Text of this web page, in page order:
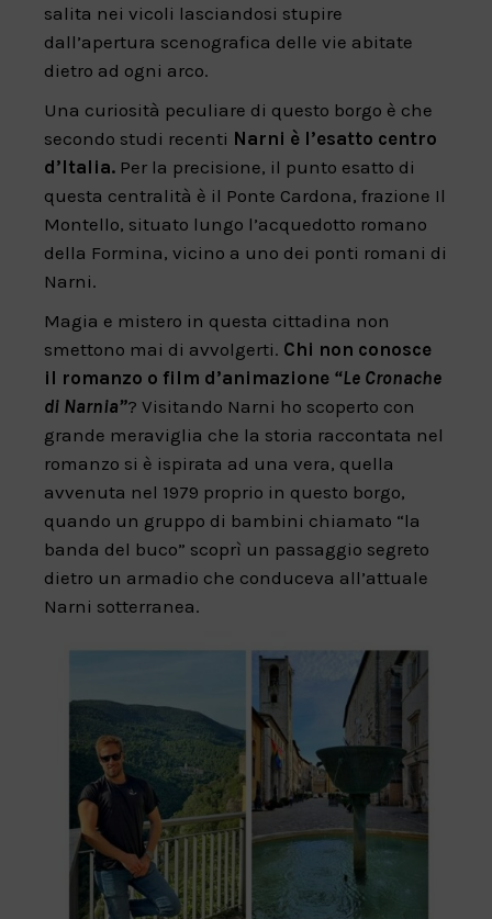
salita nei vicoli lasciandosi stupire
dall’apertura scenografica delle vie abitate
dietro ad ogni arco.
Una curiosità peculiare di questo borgo è che
secondo studi recenti Narni è l’esatto centro
d’Italia. Per la precisione, il punto esatto di
questa centralità è il Ponte Cardona, frazione Il
Montello, situato lungo l’acquedotto romano
della Formina, vicino a uno dei ponti romani di
Narni.
Magia e mistero in questa cittadina non
smettono mai di avvolgerti. Chi non conosce
il romanzo o film d’animazione “Le Cronache
di Narnia”? Visitando Narni ho scoperto con
grande meraviglia che la storia raccontata nel
romanzo si è ispirata ad una vera, quella
avvenuta nel 1979 proprio in questo borgo,
quando un gruppo di bambini chiamato “la
banda del buco” scoprì un passaggio segreto
dietro un armadio che conduceva all’attuale
Narni sotterranea.